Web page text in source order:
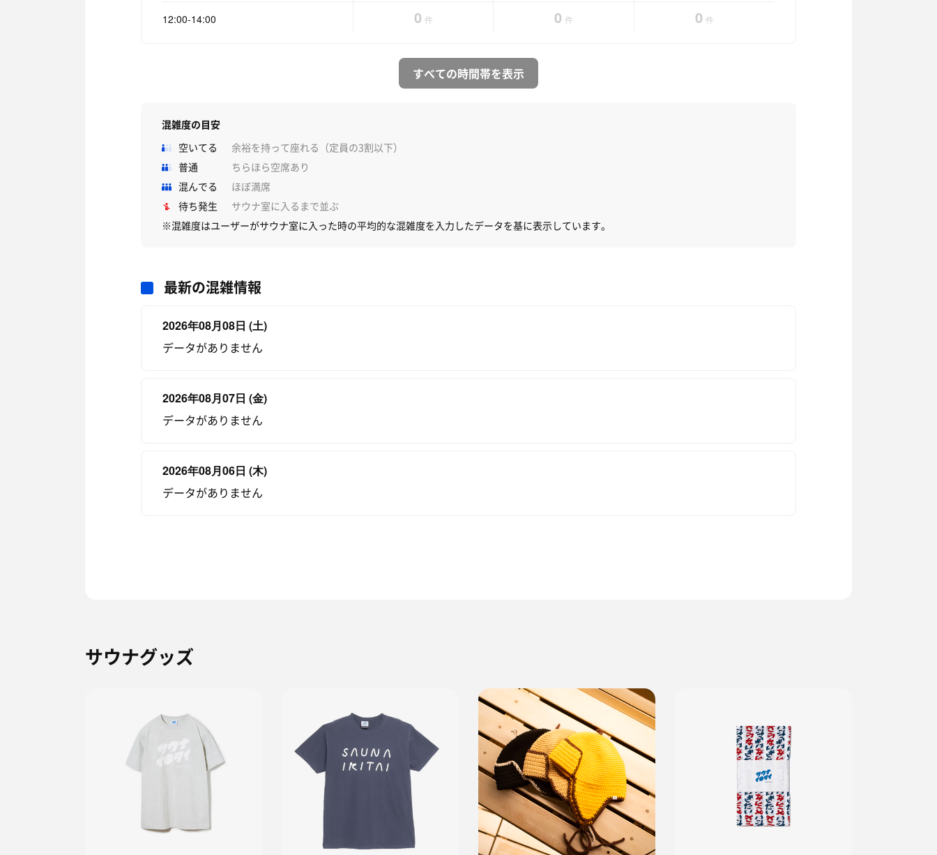
12:00-14:00 0 件 0 件 0 件
すべての時間帯を表示
混雑度の目安
空いてる
余裕を持って座れる（定員の3割以下）
普通
ちらほら空席あり
混んでる
ほぼ満席
待ち発生
サウナ室に入るまで並ぶ
※混雑度はユーザーがサウナ室に入った時の平均的な混雑度を入力したデータを基に表示しています。
最新の混雑情報
2026年08月08日 (土)
データがありません
2026年08月07日 (金)
データがありません
2026年08月06日 (木)
データがありません
サウナグッズ